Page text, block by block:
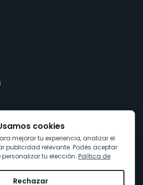
cookies
mejorar tu experiencia, analizar el
publicidad relevante. Podés aceptar
tu elección. Política de
Rechazar